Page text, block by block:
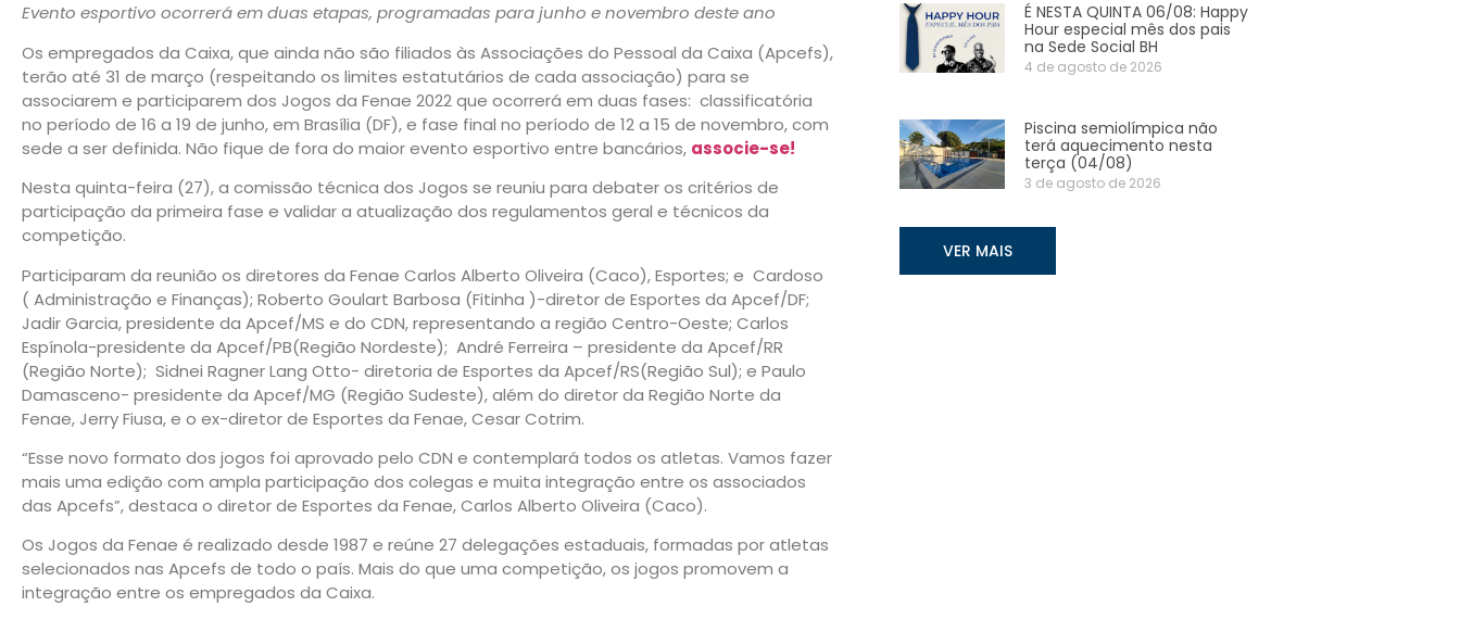
Evento esportivo ocorrerá em duas etapas, programadas para junho e novembro deste ano
Os empregados da Caixa, que ainda não são filiados às Associações do Pessoal da Caixa (Apcefs),
terão até 31 de março (respeitando os limites estatutários de cada associação) para se
associarem e participarem dos Jogos da Fenae 2022 que ocorrerá em duas fases: classificatória
no período de 16 a 19 de junho, em Brasília (DF), e fase final no período de 12 a 15 de novembro, com
sede a ser definida. Não fique de fora do maior evento esportivo entre bancários, associe-se!
Nesta quinta-feira (27), a comissão técnica dos Jogos se reuniu para debater os critérios de
participação da primeira fase e validar a atualização dos regulamentos geral e técnicos da
competição.
Participaram da reunião os diretores da Fenae Carlos Alberto Oliveira (Caco), Esportes; e Cardoso
( Administração e Finanças); Roberto Goulart Barbosa (Fitinha )-diretor de Esportes da Apcef/DF;
Jadir Garcia, presidente da Apcef/MS e do CDN, representando a região Centro-Oeste; Carlos
Espínola-presidente da Apcef/PB(Região Nordeste); André Ferreira – presidente da Apcef/RR
(Região Norte); Sidnei Ragner Lang Otto- diretoria de Esportes da Apcef/RS(Região Sul); e Paulo
Damasceno- presidente da Apcef/MG (Região Sudeste), além do diretor da Região Norte da
Fenae, Jerry Fiusa, e o ex-diretor de Esportes da Fenae, Cesar Cotrim.
“Esse novo formato dos jogos foi aprovado pelo CDN e contemplará todos os atletas. Vamos fazer
mais uma edição com ampla participação dos colegas e muita integração entre os associados
das Apcefs”, destaca o diretor de Esportes da Fenae, Carlos Alberto Oliveira (Caco).
Os Jogos da Fenae é realizado desde 1987 e reúne 27 delegações estaduais, formadas por atletas
selecionados nas Apcefs de todo o país. Mais do que uma competição, os jogos promovem a
integração entre os empregados da Caixa.
É NESTA QUINTA 06/08: Happy
Hour especial mês dos pais
na Sede Social BH
4 de agosto de 2026
Piscina semiolímpica não
terá aquecimento nesta
terça (04/08)
3 de agosto de 2026
VER MAIS